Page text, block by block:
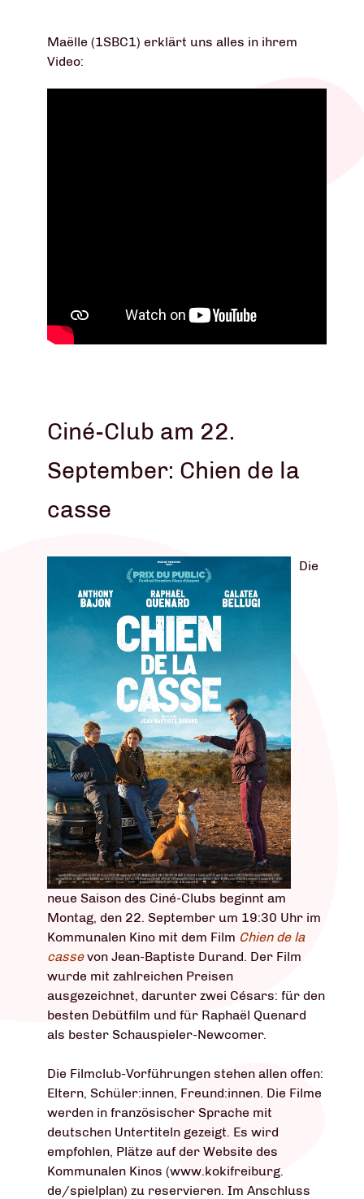
Maëlle (1SBC1) erklärt uns alles in ihrem
Video:
Ciné-Club am 22.
September: Chien de la
casse
Die
neue Saison des Ciné-Clubs beginnt am
Montag, den 22. September um 19:30 Uhr im
Kommunalen Kino mit dem Film Chien de la
cassevon Jean-Baptiste Durand. Der Film
wurde mit zahlreichen Preisen
ausgezeichnet, darunter zwei Césars: für den
besten Debütfilm und für Raphaël Quenard
als bester Schauspieler-Newcomer.
Die Filmclub-Vorführungen stehen allen offen:
Eltern, Schüler:innen, Freund:innen. Die Filme
werden in französischer Sprache mit
deutschen Untertiteln gezeigt. Es wird
empfohlen, Plätze auf der Website des
Kommunalen Kinos (www.kokifreiburg.
de/spielplan) zu reservieren. Im Anschluss